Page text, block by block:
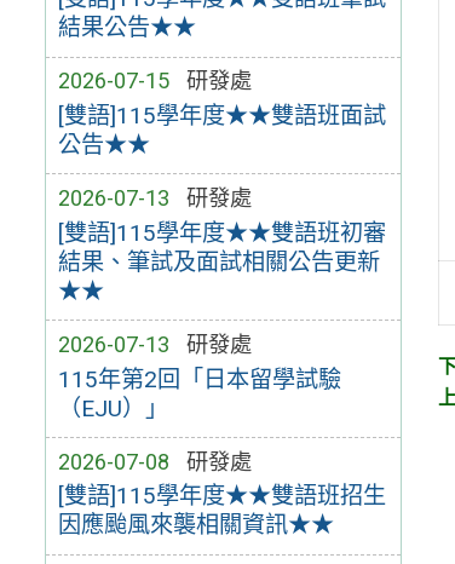
結果公告★★
2026-07-15 研發處
[雙語]115學年度★★雙語班面試
公告★★
2026-07-13 研發處
[雙語]115學年度★★雙語班初審
結果、筆試及面試相關公告更新
★★
2026-07-13 研發處
115年第2回「日本留學試驗
（EJU）」
2026-07-08 研發處
[雙語]115學年度★★雙語班招生
因應颱風來襲相關資訊★★